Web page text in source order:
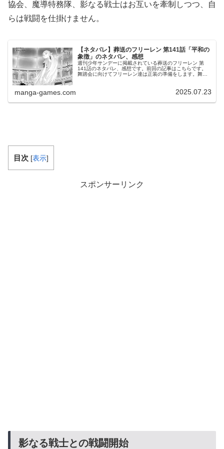
協会、魔導特務隊、影なる戦士はお互いを牽制しつつ、自
らは戦闘を仕掛けません。
【ネタバレ】葬送のフリーレン 第141話「平和の
象徴」のネタバレ、感想
週刊少年サンデーに掲載されている葬送のフリーレン 第
141話のネタバレ、感想です。前回の記事はこちらです。
舞踏会に向けてフリーレン達は正装の準備をします。舞踏
manga-games.com 2025.07.23
目次 [表示]
スポンサーリンク
影なる戦士との戦闘開始